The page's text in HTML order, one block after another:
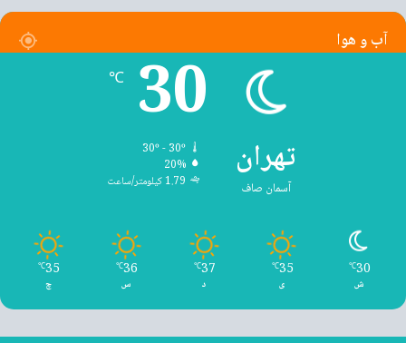
آب و هوا
تهران
آسمان صاف
30
℃
30º - 30º
20%
1.79 کیلومتر/ساعت
30
℃
ش
35
℃
ی
37
℃
د
36
℃
س
35
℃
چ